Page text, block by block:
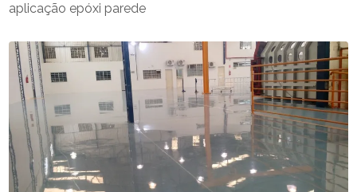
aplicação epóxi parede